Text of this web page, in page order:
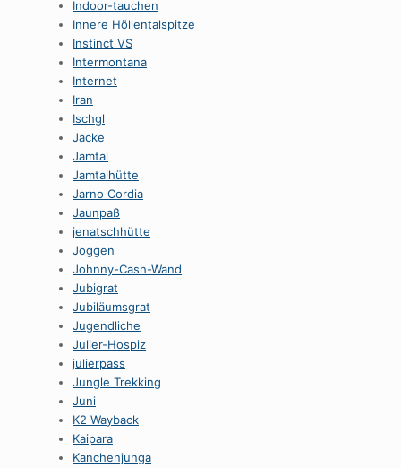
Indoor-tauchen
Innere Höllentalspitze
Instinct VS
Intermontana
Internet
Iran
Ischgl
Jacke
Jamtal
Jamtalhütte
Jarno Cordia
Jaunpaß
jenatschhütte
Joggen
Johnny-Cash-Wand
Jubigrat
Jubiläumsgrat
Jugendliche
Julier-Hospiz
julierpass
Jungle Trekking
Juni
K2 Wayback
Kaipara
Kanchenjunga